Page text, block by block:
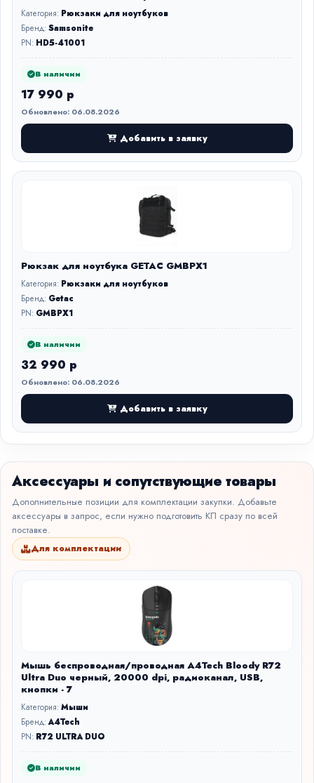
Категория: Рюкзаки для ноутбуков
Бренд:Samsonite
PN: HD5-41001
В наличии
17 990 р
Обновлено: 06.08.2026
Добавить в заявку
Рюкзак для ноутбука GETAC GMBPX1
Категория: Рюкзаки для ноутбуков
Бренд: Getac
PN: GMBPX1
В наличии
32 990 р
Обновлено: 06.08.2026
Добавить в заявку
Аксессуары и сопутствующие товары
Дополнительные позиции для комплектации закупки. Добавьте
аксессуары в запрос, если нужно подготовить КП сразу по всей
поставке.
Для комплектации
Мышь беспроводная/проводная A4Tech Bloody R72
Ultra Duo черный, 20000 dpi, радиоканал, USB,
кнопки - 7
Категория:Мыши
Бренд:A4Tech
PN: R72 ULTRA DUO
В наличии